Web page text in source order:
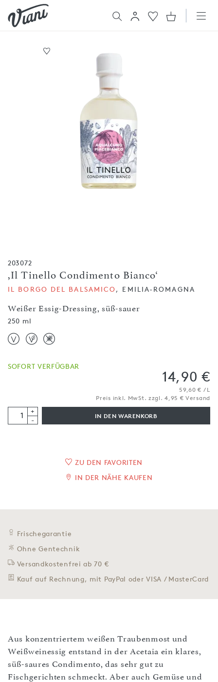
203072
,Il Tinello Condimento Bianco‘
Weißer Essig-Dressing, süß-sauer
IL BORGO DEL BALSAMICO, EMILIA-ROMAGNA
250 ml
SOFORT VERFÜGBAR
14,90 €
59,60 € / L
Preis inkl. MwSt. zzgl. 4,95 € Versand
+
-
IN DEN WARENKORB
ZU DEN FAVORITEN
IN DER NÄHE KAUFEN
Frischegarantie
Ohne Gentechnik
Versandkostenfrei ab 70 €
Kauf auf Rechnung, mit PayPal oder VISA / MasterCard
Aus konzentriertem weißen Traubenmost und
Weißweinessig entstand in der Acetaia ein klares,
süß-saures Condimento, das sehr gut zu
Fischgerichten schmeckt. Aber auch Gemüse und